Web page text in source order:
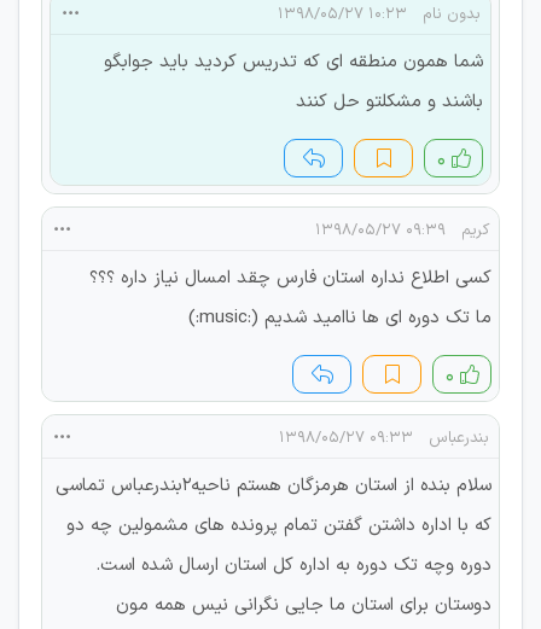
بدون نام ۱۰:۲۳ ۱۳۹۸/۰۵/۲۷
شما همون منطقه ای که تدریس کردید باید جوابگو
باشند و مشکلتو حل کنند
۰
کریم ۰۹:۳۹ ۱۳۹۸/۰۵/۲۷
کسی اطلاع نداره استان فارس چقد امسال نیاز داره ؟؟؟
ما تک دوره ای ها ناامید شدیم (:music:)
۰
بندرعباس ۰۹:۳۳ ۱۳۹۸/۰۵/۲۷
سلام بنده از استان هرمزگان هستم ناحیه2بندرعباس تماسی
که با اداره داشتن گفتن تمام پرونده های مشمولین چه دو
دوره وچه تک دوره به اداره کل استان ارسال شده است.
دوستان برای استان ما جایی نگرانی نیس همه مون